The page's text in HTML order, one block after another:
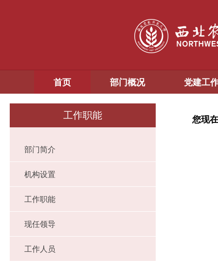
首页 部门概况 党建工
工作职能
部门简介
机构设置
工作职能
现任领导
工作人员
您现